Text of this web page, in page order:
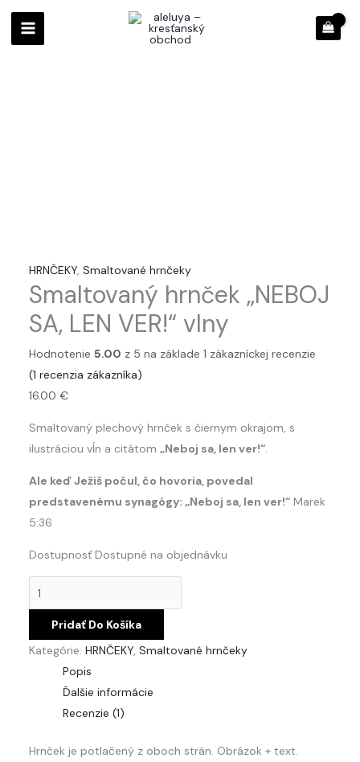
Preskočiť
HRNČEKY, Smaltované hrnčeky
Smaltovaný hrnček „NEBOJ
SA, LEN VER!“ vlny
Hodnotenie 5.00 z 5 na základe 1 zákazníckej recenzie
(1 recenzia zákazníka)
16.00 €
Smaltovaný plechový hrnček s čiernym okrajom, s
ilustráciou vĺn a citátom „Neboj sa, len ver!“.
Ale keď Ježiš počul, čo hovoria, povedal
predstavenému synagógy: „Neboj sa, len ver!“Marek
5:36
Dostupnosť Dostupné na objednávku
množstvo
Smaltovaný
Pridať Do Košíka
Kategórie: HRNČEKY, Smaltované hrnčeky
Popis
Ďalšie informácie
Recenzie (1)
Hrnček je potlačený z oboch strán. Obrázok + text.